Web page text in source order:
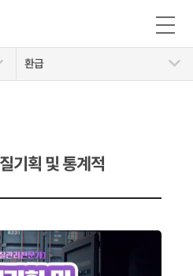
환급
기획 및 통계적